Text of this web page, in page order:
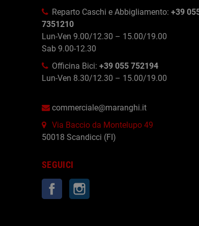
Reparto Caschi e Abbigliamento: +39
7351210
Lun-Ven 9.00/12.30 – 15.00/19.00
Sab 9.00-12.30
Officina Bici: +39 055 752194
Lun-Ven 8.30/12.30 – 15.00/19.00
commerciale@maranghi.it
Via Baccio da Montelupo 49
50018 Scandicci (FI)
SEGUICI
Facebook